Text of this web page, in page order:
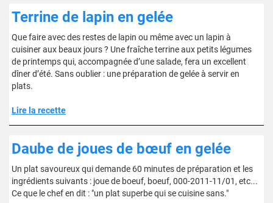
Terrine de lapin en gelée
Que faire avec des restes de lapin ou même avec un lapin à
cuisiner aux beaux jours ? Une fraîche terrine aux petits légumes
de printemps qui, accompagnée d’une salade, fera un excellent
dîner d’été. Sans oublier : une préparation de gelée à servir en
plats.
Lire la recette
Daube de joues de bœuf en gelée
Un plat savoureux qui demande 60 minutes de préparation et les
ingrédients suivants : joue de boeuf, boeuf, 000-2011-11/01, etc...
Ce que le chef en dit : "un plat superbe qui se cuisine sans."